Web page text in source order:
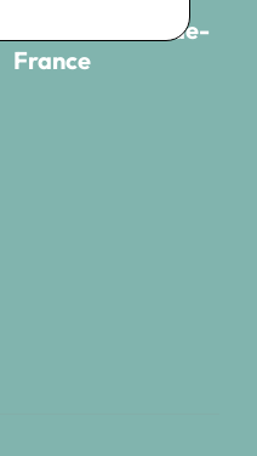
Produit en Île-de-
France